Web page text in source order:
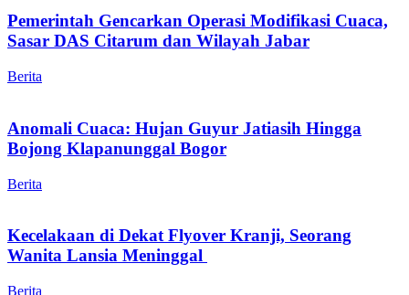
Pemerintah Gencarkan Operasi Modifikasi Cuaca,
Sasar DAS Citarum dan Wilayah Jabar
Berita
Anomali Cuaca: Hujan Guyur Jatiasih Hingga
Bojong Klapanunggal Bogor
Berita
Kecelakaan di Dekat Flyover Kranji, Seorang
Wanita Lansia Meninggal
Berita